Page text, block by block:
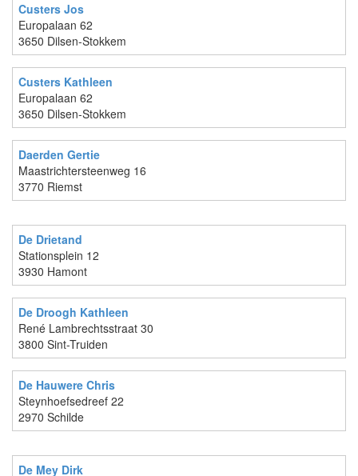
Custers Jos
Europalaan 62
3650 Dilsen-Stokkem
Custers Kathleen
Europalaan 62
3650 Dilsen-Stokkem
Daerden Gertie
Maastrichtersteenweg 16
3770 Riemst
De Drietand
Stationsplein 12
3930 Hamont
De Droogh Kathleen
René Lambrechtsstraat 30
3800 Sint-Truiden
De Hauwere Chris
Steynhoefsedreef 22
2970 Schilde
De Mey Dirk